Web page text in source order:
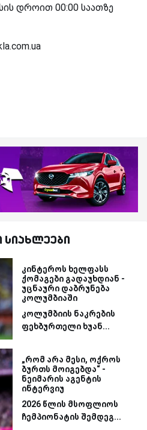
დროით 00:00 საათზე
სიახლეები
კინტეროს ხელფასს
ქომაგები გადაუხდიან -
უცნაური დაბრუნება
კოლუმბიაში
კოლუმბიის ნაკრების
ფეხბურთელი ხუან...
„რომ არა მესი, ოქროს
ბურთს მოიგებდა“ -
ნეიმარის აგენტის
ინტერვიუ
2026 წლის მსოფლიოს
ჩემპიონატის შემდეგ...